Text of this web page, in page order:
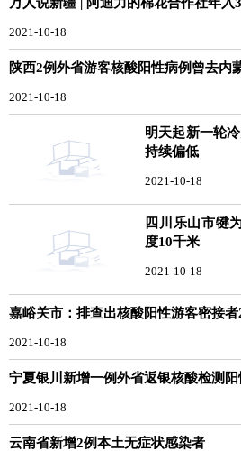
2021-10-18
陕西2例外省游客核酸阳性病例曾去内
2021-10-18
明天起新一轮
持续偏低
2021-10-18
四川乐山市犍
度10千米
2021-10-18
嘉峪关市：排查出核酸阳性游客密接
2021-10-18
宁夏银川新增一例外省返银核酸检测阳
2021-10-18
云南省新增2例本土无症状感染者